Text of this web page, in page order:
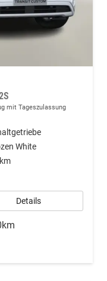
mit Tageszulassung
White
Details